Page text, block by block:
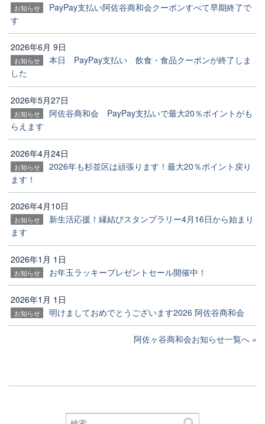
お知らせ
PayPay支払い阿佐谷商和会クーポンすべて早期終了で
す
2026年6月 9日
お知らせ
本日 PayPay支払い 飲食・食品クーポンが終了しま
した
2026年5月27日
お知らせ
阿佐谷商和会 PayPay支払いで最大20％ポイントがも
らえます
2026年4月24日
お知らせ
2026年も杉並区は頑張ります！最大20％ポイント戻り
ます！
2026年4月10日
お知らせ
新生活応援！縁結びスタンプラリー4月16日から始まり
ます
2026年1月 1日
お知らせ お年玉ラッキープレゼントセール開催中！
2026年1月 1日
お知らせ 明けましておめでとうございます2026 阿佐谷商和会
阿佐ヶ谷商和会お知らせ一覧へ